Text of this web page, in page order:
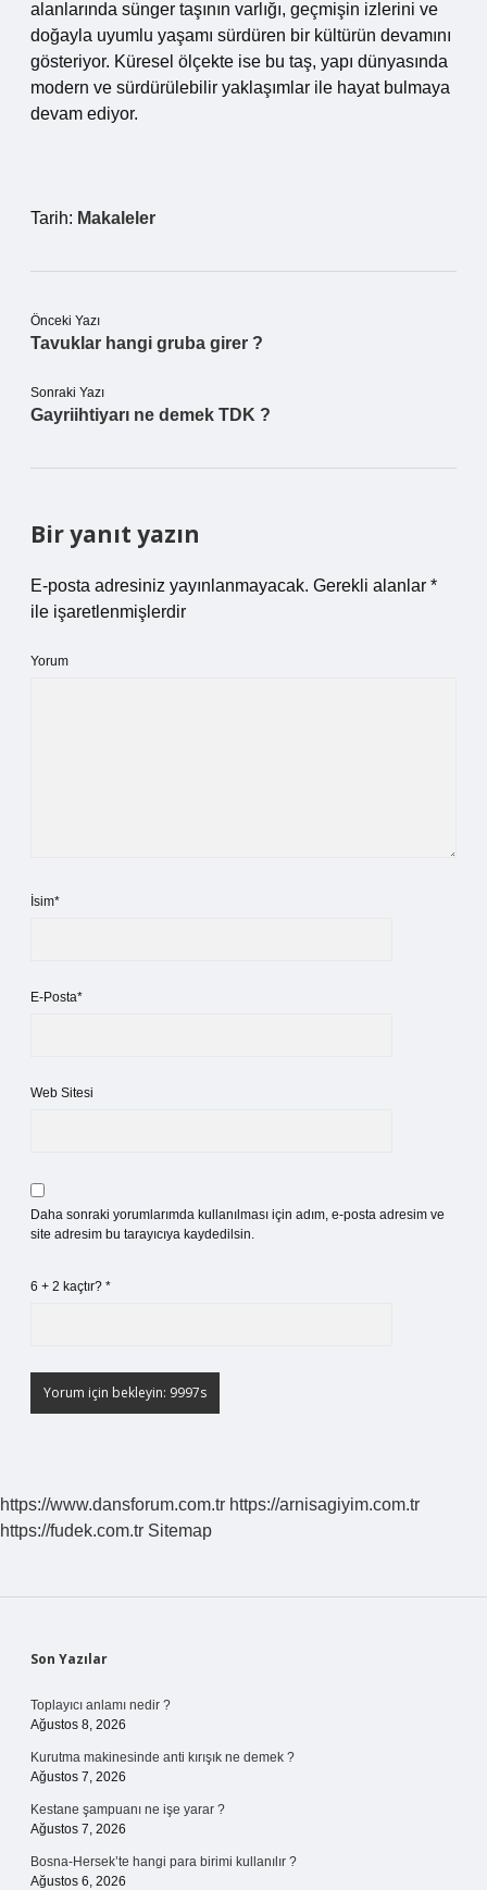
alanlarında sünger taşının varlığı, geçmişin izlerini ve
doğayla uyumlu yaşamı sürdüren bir kültürün devamını
gösteriyor. Küresel ölçekte ise bu taş, yapı dünyasında
modern ve sürdürülebilir yaklaşımlar ile hayat bulmaya
devam ediyor.
Tarih: Makaleler
Önceki Yazı
Tavuklar hangi gruba girer ?
Sonraki Yazı
Gayriihtiyarı ne demek TDK ?
Bir yanıt yazın
E-posta adresiniz yayınlanmayacak. Gerekli alanlar *
ile işaretlenmişlerdir
Yorum
İsim*
E-Posta*
Web Sitesi
Daha sonraki yorumlarımda kullanılması için adım, e-posta adresim ve
site adresim bu tarayıcıya kaydedilsin.
6 + 2 kaçtır? *
https://www.dansforum.com.tr https://arnisagiyim.com.tr
https://fudek.com.tr Sitemap
Sidebar
Son Yazılar
Toplayıcı anlamı nedir ?
Ağustos 8, 2026
Kurutma makinesinde anti kırışık ne demek ?
Ağustos 7, 2026
Kestane şampuanı ne işe yarar ?
Ağustos 7, 2026
Bosna-Hersek’te hangi para birimi kullanılır ?
Ağustos 6, 2026